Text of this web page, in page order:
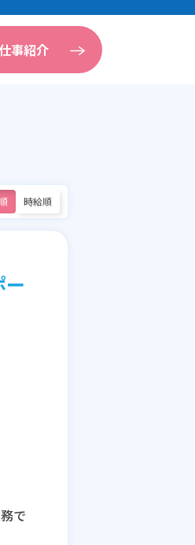
事紹介
時給順
で